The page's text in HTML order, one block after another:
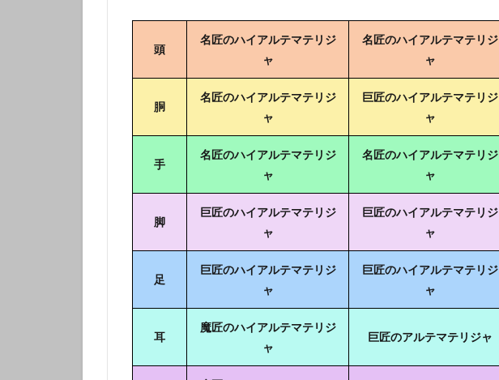
頭
名匠のハイアルテマテリジ
ャ
名匠のハイアルテマテリジ
ャ
胴
名匠のハイアルテマテリジ
ャ
巨匠のハイアルテマテリジ
ャ
手
名匠のハイアルテマテリジ
ャ
名匠のハイアルテマテリジ
ャ
脚
巨匠のハイアルテマテリジ
ャ
巨匠のハイアルテマテリジ
ャ
足
巨匠のハイアルテマテリジ
ャ
巨匠のハイアルテマテリジ
ャ
耳
魔匠のハイアルテマテリジ
ャ
巨匠のアルテマテリジャ